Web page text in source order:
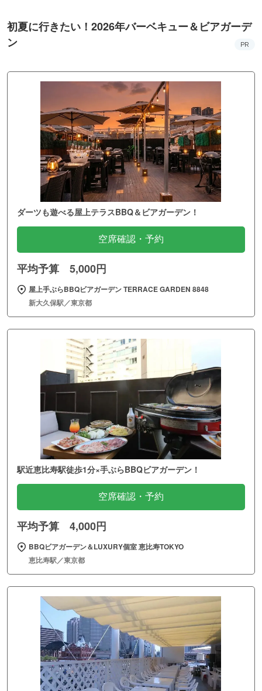
初夏に行きたい！2026年バーベキュー＆ビアガーデ
ン
PR
ダーツも遊べる屋上テラスBBQ＆ビアガーデン！
空席確認・予約
平均予算 5,000円
屋上手ぶらBBQビアガーデン TERRACE GARDEN 8848
新大久保駅／東京都
駅近恵比寿駅徒歩1分×手ぶらBBQビアガーデン！
空席確認・予約
平均予算 4,000円
BBQビアガーデン＆LUXURY個室 恵比寿TOKYO
恵比寿駅／東京都